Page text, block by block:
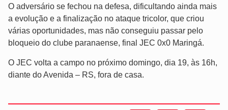
O adversário se fechou na defesa, dificultando ainda mais
a evolução e a finalização no ataque tricolor, que criou
várias oportunidades, mas não conseguiu passar pelo
bloqueio do clube paranaense, final JEC 0x0 Maringá.
O JEC volta a campo no próximo domingo, dia 19, às 16h,
diante do Avenida – RS, fora de casa.